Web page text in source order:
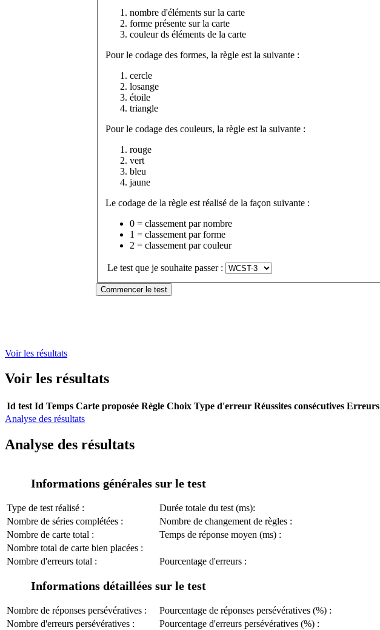
nombre d'éléments sur la carte
forme présente sur la carte
couleur ds éléments de la carte
Pour le codage des formes, la règle est la suivante :
cercle
losange
étoile
triangle
Pour le codage des couleurs, la règle est la suivante :
rouge
vert
bleu
jaune
Le codage de la règle est réalisé de la façon suivante :
0 = classement par nombre
1 = classement par forme
2 = classement par couleur
Le test que je souhaite passer :
Voir les résultats
Voir les résultats
Id test Id Temps Carte proposée Règle Choix Type d'erreur Réussites consécutives Erreurs
Analyse des résultats
Analyse des résultats
Informations générales sur le test
Type de test réalisé :
Durée totale du test (ms):
Nombre de séries complétées :
Nombre de changement de règles :
Nombre de carte total :
Temps de réponse moyen (ms) :
Nombre total de carte bien placées :
Nombre d'erreurs total :
Pourcentage d'erreurs :
Informations détaillées sur le test
Nombre de réponses persévératives :
Pourcentage de réponses persévératives (%) :
Nombre d'erreurs persévératives :
Pourcentage d'erreurs persévératives (%) :